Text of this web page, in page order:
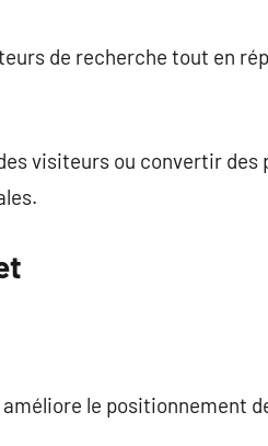
de recherche tout en
visiteurs ou convertir des
le positionnement